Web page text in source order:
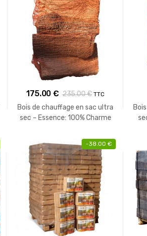
175.00€ 235.00€ TTC
Bois de chauffage en sac ultra
sec – Essence: 100% Charme
-38.00 €